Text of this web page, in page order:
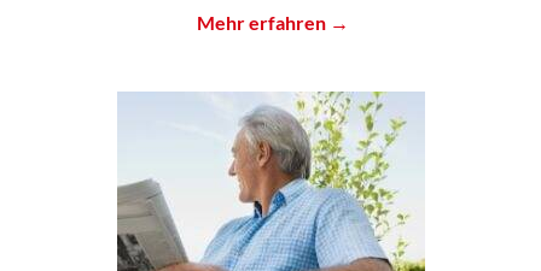
Mehr erfahren →